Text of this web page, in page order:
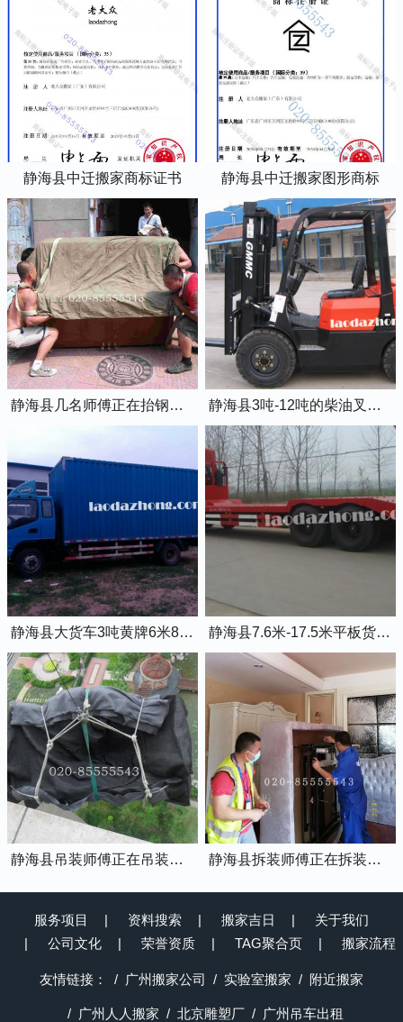
静海县中迁搬家商标证书 静海县中迁搬家图形商标
静海县几名师傅正在抬钢琴上楼 静海县3吨-12吨的柴油叉车出租
静海县大货车3吨黄牌6米8的厢式货车 静海县7.6米-17.5米平板货车出租
静海县吊装师傅正在吊装物品上楼 静海县拆装师傅正在拆装家具
服务项目 资料搜索 搬家吉日
关于我们
公司文化
荣誉资质 TAG聚合页 搬家流程
友情链接： 广州搬家公司 实验室搬家 附近搬家
广州人人搬家 北京雕塑厂 广州吊车出租